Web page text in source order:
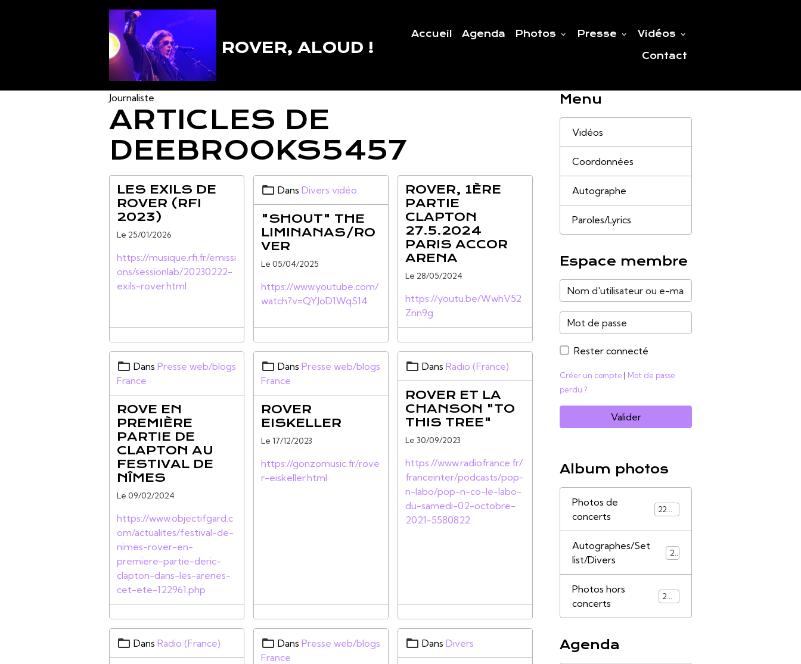
ROVER, ALOUD !
Accueil Agenda Photos Presse Vidéos
Contact
Journaliste
ARTICLES DE
DEEBROOKS5457
LES EXILS DE
ROVER (RFI
2023)
Le 25/01/2026
https://musique.rfi.fr/emissi
ons/sessionlab/20230222-
exils-rover.html
Dans Divers vidéo
"SHOUT" THE
LIMINANAS/RO
VER
Le 05/04/2025
https://www.youtube.com/
watch?v=QYJoD1WqS14
ROVER, 1ÈRE
PARTIE
CLAPTON
27.5.2024
PARIS ACCOR
ARENA
Le 28/05/2024
https://youtu.be/WwhV52
Znn9g
Dans Presse web/blogs
France
ROVE EN
PREMIÈRE
PARTIE DE
CLAPTON AU
FESTIVAL DE
NÎMES
Le 09/02/2024
https://www.objectifgard.c
om/actualites/festival-de-
nimes-rover-en-
premiere-partie-deric-
clapton-dans-les-arenes-
cet-ete-122961.php
Dans Presse web/blogs
France
ROVER
EISKELLER
Le 17/12/2023
https://gonzomusic.fr/rove
r-eiskeller.html
Dans Radio (France)
ROVER ET LA
CHANSON "TO
THIS TREE"
Le 30/09/2023
https://www.radiofrance.fr/
franceinter/podcasts/pop-
n-labo/pop-n-co-le-labo-
du-samedi-02-octobre-
2021-5580822
Dans Radio (France) Dans Presse web/blogs
France
Dans Divers
Menu
Vidéos
Coordonnées
Autographe
Paroles/Lyrics
Espace membre
Rester connecté
Créer un compte | Mot de passe
perdu ?
Valider
Album photos
Photos de
concerts
2285
Autographes/Set
list/Divers
21
Photos hors
concerts
253
Agenda